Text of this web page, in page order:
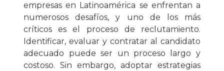
empresas en Latinoamérica se enfrentan a
numerosos desafíos, y uno de los más
críticos es el proceso de reclutamiento.
Identificar, evaluar y contratar al candidato
adecuado puede ser un proceso largo y
costoso. Sin embargo, adoptar estrategias